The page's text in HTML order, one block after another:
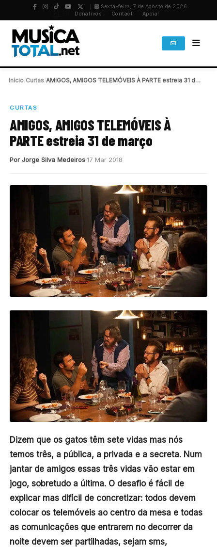
Sexta-feira, 7 de Agosto de 2026
Donativos Contact Apoia!
Início Curtas AMIGOS, AMIGOS TELEMÓVEIS À PARTE estreia 31 de…
CURTAS
AMIGOS, AMIGOS TELEMÓVEIS À
PARTE estreia 31 de março
Por Jorge Silva Medeiros17 Mar 2018
Dizem que os gatos têm sete vidas mas nós
temos três, a pública, a privada e a secreta. Num
jantar de amigos essas três vidas vão estar em
jogo, sobretudo a última. O desafio é fácil de
explicar mas difícil de concretizar: todos devem
colocar os telemóveis ao centro da mesa e todas
as comunicações que entrarem no decorrer da
noite devem ser partilhadas, sejam sms,